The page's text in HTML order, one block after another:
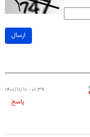
ارسال
۰۱:۳۹ - ۱۴۰۱/۱۱/۱۱
پاسخ